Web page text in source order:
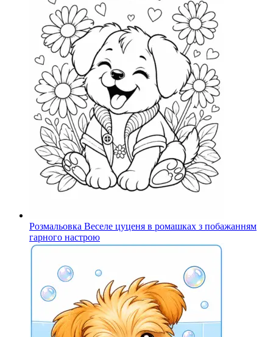
Розмальовка Веселе цуценя в ромашках з побажанням
гарного настрою